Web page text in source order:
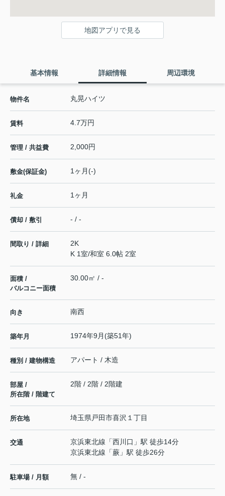
地図アプリで見る
基本情報 詳細情報 周辺環境
物件名 丸晃ハイツ
賃料 4.7万円
管理 / 共益費 2,000円
敷金(保証金) 1ヶ月(-)
礼金 1ヶ月
償却 / 敷引 - / -
間取り / 詳細
2K
K 1室/和室 6.0帖 2室
面積 /
バルコニー面積
30.00㎡ / -
向き 南西
築年月 1974年9月(築51年)
種別 / 建物構造 アパート / 木造
部屋 /
所在階 / 階建て
2階 / 2階 / 2階建
所在地 埼玉県 戸田市喜沢 １丁目
交通 京浜東北線 「西川口 」駅 徒歩14分
京浜東北線 「蕨 」駅 徒歩26分
駐車場 / 月額 無 / -